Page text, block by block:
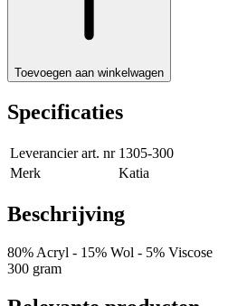
Toevoegen aan winkelwagen
Specificaties
Leverancier art. nr 1305-300
Merk
Katia
Beschrijving
80% Acryl - 15% Wol - 5% Viscose
300 gram